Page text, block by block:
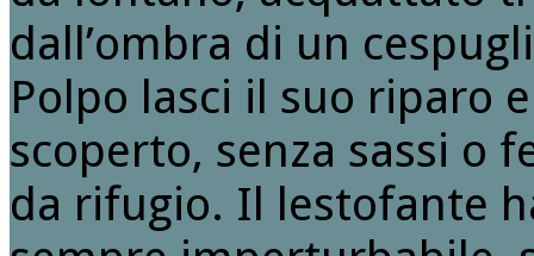
dall’ombra di un
Polpo lasci il suo riparo
scoperto, senza sassi o
da rifugio. Il lestofante